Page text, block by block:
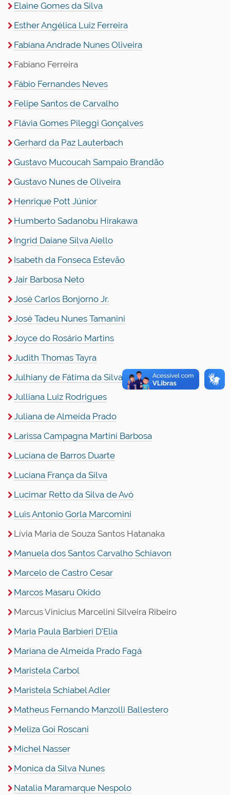
Elaine Gomes da Silva
Esther Angélica Luiz Ferreira
Fabiana Andrade Nunes Oliveira
Fabiano Ferreira
Fábio Fernandes Neves
Felipe Santos de Carvalho
Flávia Gomes Pileggi Gonçalves
Gerhard da Paz Lauterbach
Gustavo Mucoucah Sampaio Brandão
Gustavo Nunes de Oliveira
Henrique Pott Júnior
Humberto Sadanobu Hirakawa
Ingrid Daiane Silva Aiello
Isabeth da Fonseca Estevão
Jair Barbosa Neto
José Carlos Bonjorno Jr.
José Tadeu Nunes Tamanini
Joyce do Rosário Martins
Judith Thomas Tayra
Julhiany de Fátima da Silva
Julliana Luiz Rodrigues
Juliana de Almeida Prado
Larissa Campagna Martini Barbosa
Luciana de Barros Duarte
Luciana França da Silva
Lucimar Retto da Silva de Avó
Luis Antonio Gorla Marcomini
Lívia Maria de Souza Santos Hatanaka
Manuela dos Santos Carvalho Schiavon
Marcelo de Castro Cesar
Marcos Masaru Okido
Marcus Vinicius Marcelini Silveira Ribeiro
Maria Paula Barbieri D'Elia
Mariana de Almeida Prado Fagá
Maristela Carbol
Maristela Schiabel Adler
Matheus Fernando Manzolli Ballestero
Meliza Goi Roscani
Michel Nasser
Monica da Silva Nunes
Natalia Maramarque Nespolo